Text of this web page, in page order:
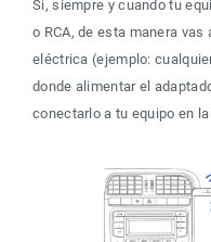
Si, siempre y cuando tu
o RCA, de esta manera
eléctrica (ejemplo:
donde alimentar el
conectarlo a tu equipo en